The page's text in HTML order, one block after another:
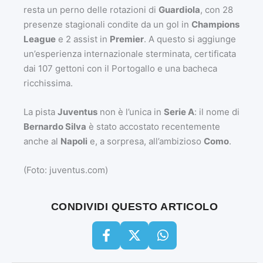
resta un perno delle rotazioni di Guardiola, con 28
presenze stagionali condite da un gol in Champions
League e 2 assist in Premier. A questo si aggiunge
un’esperienza internazionale sterminata, certificata
dai 107 gettoni con il Portogallo e una bacheca
ricchissima.
La pista Juventus non è l’unica in Serie A: il nome di
Bernardo Silva è stato accostato recentemente
anche al Napoli e, a sorpresa, all’ambizioso Como.
(Foto: juventus.com)
CONDIVIDI QUESTO ARTICOLO